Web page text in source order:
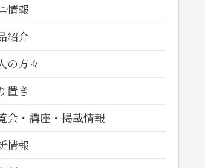
情報
紹介
の方々
置き
会・講座・掲載情報
情報